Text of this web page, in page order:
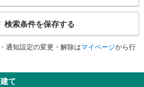
り等）
検索条件を保存する
通知設定の変更・解除はマイページから行
て